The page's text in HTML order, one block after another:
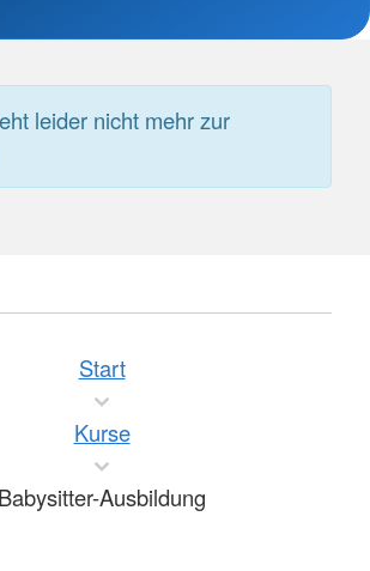
leider nicht mehr zur
Start
Kurse
Babysitter-Ausbildung